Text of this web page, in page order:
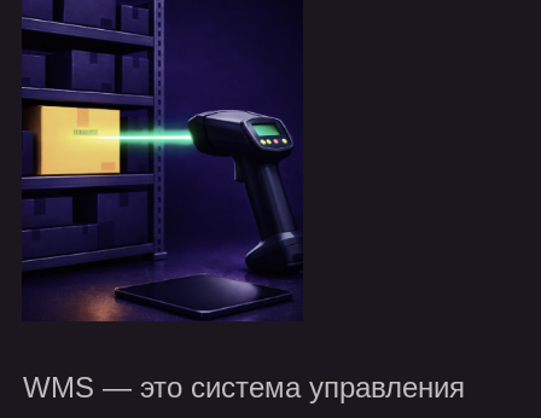
читать подробнее
WMS — это система управления
складом, которая отслеживает
каждую единицу товара от момента
её поступления до отгрузки.